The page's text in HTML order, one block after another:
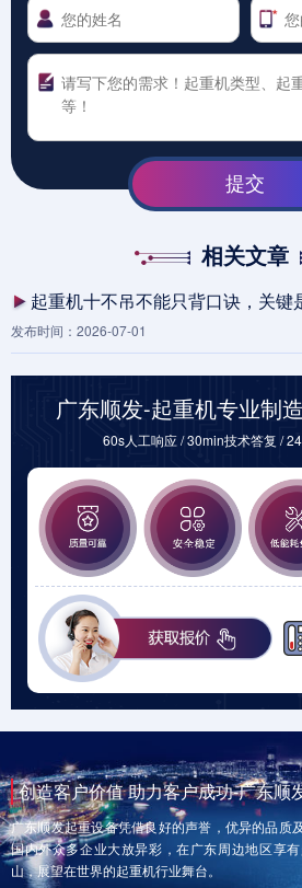
提交
相关文章
起重机十不吊不能只背口诀，关键是把现
发布时间：2026-07-01
广东顺发-起重机专业制
60s人工响应 / 30min技术答复 /
创造客户价值 助力客户成功-广东顺
广东顺发起重设备凭借良好的声誉，优异的品质
国内外众多企业大放异彩，在广东周边地区享
山，展望在世界的起重机行业舞台。